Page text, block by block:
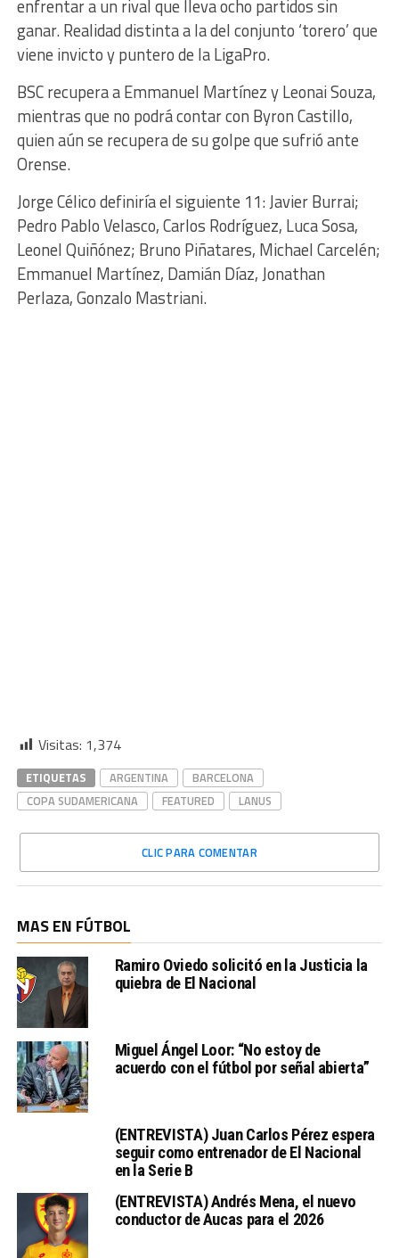
enfrentar a un rival que lleva ocho partidos sin
ganar. Realidad distinta a la del conjunto ‘torero’ que
viene invicto y puntero de la LigaPro.
BSC recupera a Emmanuel Martínez y Leonai Souza,
mientras que no podrá contar con Byron Castillo,
quien aún se recupera de su golpe que sufrió ante
Orense.
Jorge Célico definiría el siguiente 11: Javier Burrai;
Pedro Pablo Velasco, Carlos Rodríguez, Luca Sosa,
Leonel Quiñónez; Bruno Piñatares, Michael Carcelén;
Emmanuel Martínez, Damián Díaz, Jonathan
Perlaza, Gonzalo Mastriani.
Visitas: 1,374
ETIQUETAS ARGENTINA
BARCELONA
COPA SUDAMERICANA
FEATURED LANUS
CLIC PARA COMENTAR
MAS EN FÚTBOL
Ramiro Oviedo solicitó en la Justicia la
quiebra de El Nacional
Miguel Ángel Loor: “No estoy de
acuerdo con el fútbol por señal abierta”
(ENTREVISTA) Juan Carlos Pérez espera
seguir como entrenador de El Nacional
en la Serie B
(ENTREVISTA) Andrés Mena, el nuevo
conductor de Aucas para el 2026